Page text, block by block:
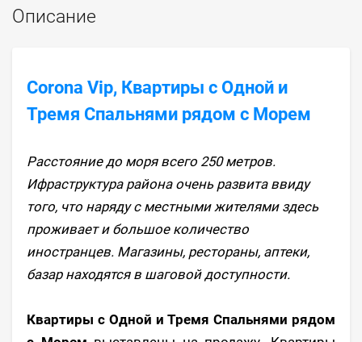
Описание
Corona Vip, Квартиры с Одной и
Тремя Спальнями рядом с Морем
Расстояние до моря всего 250 метров.
Ифраструктура района очень развита ввиду
того, что наряду с местными жителями здесь
проживает и большое количество
иностранцев. Магазины, рестораны, аптеки,
базар находятся в шаговой доступности.
Квартиры с Одной и Тремя Спальнями рядом